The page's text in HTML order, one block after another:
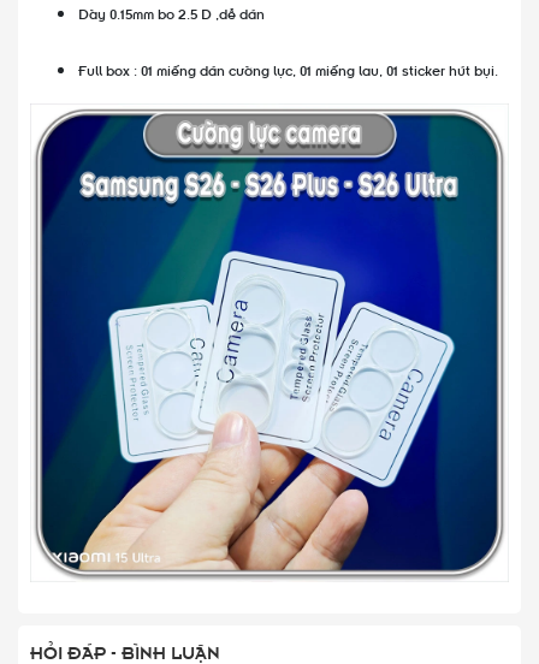
Dày 0.15mm bo 2.5 D ,dễ dán
Full box : 01 miếng dán cường lực, 01 miếng lau, 01 sticker hút bụi.
HỎI ĐÁP - BÌNH LUẬN